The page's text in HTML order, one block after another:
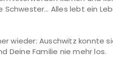
Alles lebt ein
wieder: Auschwitz konnte
Deine Familie nie mehr los.